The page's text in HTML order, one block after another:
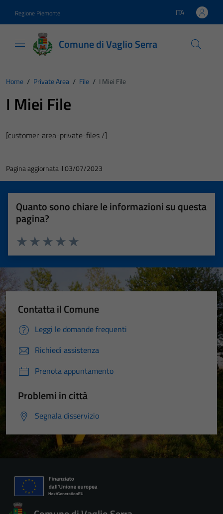
Regione Piemonte Lingua attiva:
ITA
Comune di Vaglio Serra
Home / Private Area / File / I Miei File
I Miei File
[customer-area-private-files /]
Pagina aggiornata il 03/07/2023
Quanto sono chiare le informazioni su questa
pagina?
Valuta 5 stelle su 5
Valuta 4 stelle su 5
Valuta 3 stelle su 5
Valuta 2 stelle su 5
Valuta 1 stelle su 5
Contatta il Comune
Leggi le domande frequenti
Richiedi assistenza
Prenota appuntamento
Problemi in città
Segnala disservizio